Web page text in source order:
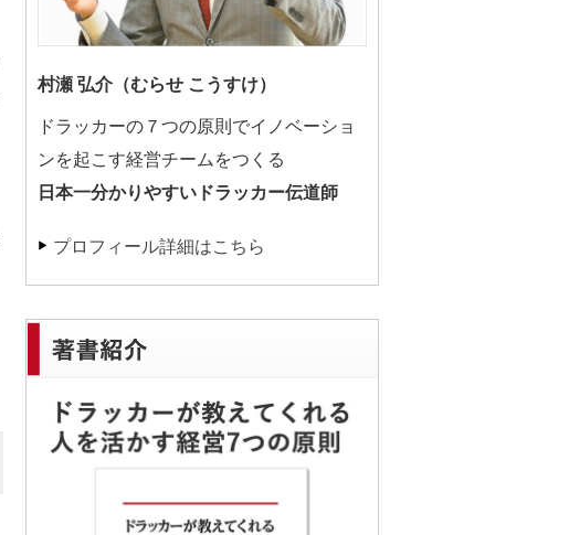
村瀬 弘介（むらせ こうすけ）
ドラッカーの７つの原則でイノベーショ
ンを起こす経営チームをつくる
日本一分かりやすいドラッカー伝道師
プロフィール詳細はこちら